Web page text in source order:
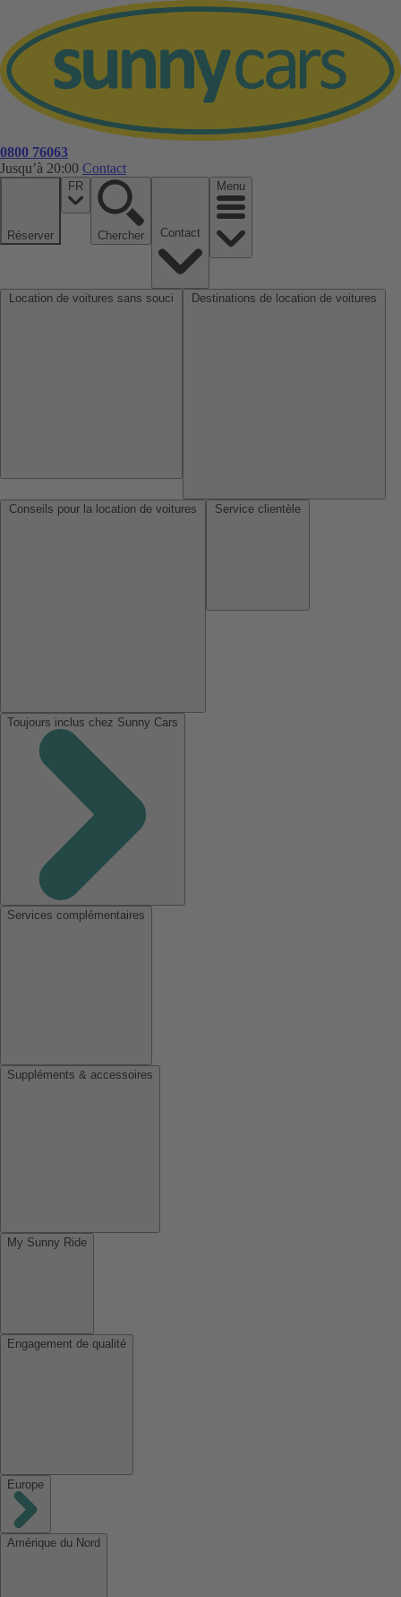
0800 76063
Jusqu’à 20:00 Contact
Réserver
FR
Chercher
Menu
Toujours inclus chez Sunny Cars
Services complémentaires
Suppléments & accessoires
My Sunny Ride
Engagement de qualité
Europe
Amérique du Nord